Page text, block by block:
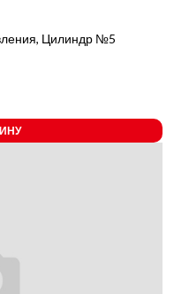
Цилиндр №5